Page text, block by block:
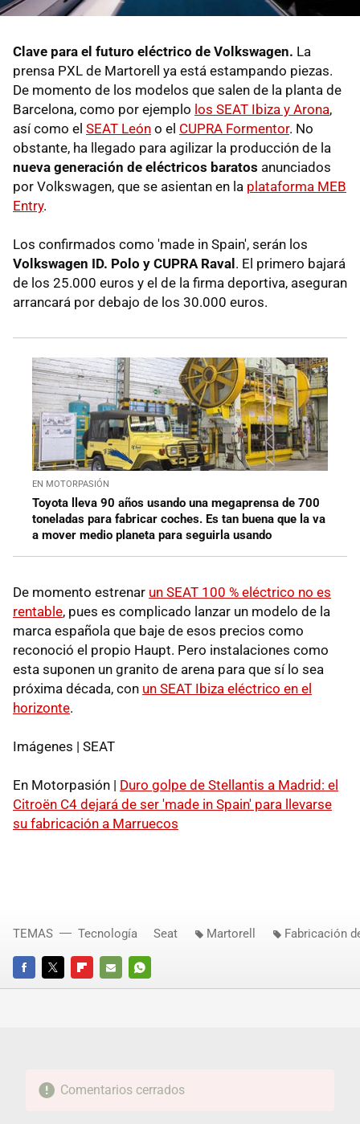
Clave para el futuro eléctrico de Volkswagen. La
prensa PXL de Martorell ya está estampando piezas.
De momento de los modelos que salen de la planta de
Barcelona, como por ejemplo los SEAT Ibiza y Arona,
así como el SEAT León o el CUPRA Formentor. No
obstante, ha llegado para agilizar la producción de la
nueva generación de eléctricos baratos anunciados
por Volkswagen, que se asientan en la plataforma MEB
Entry.
Los confirmados como 'made in Spain', serán los
Volkswagen ID. Polo y CUPRA Raval . El primero bajará
de los 25.000 euros y el de la firma deportiva, aseguran
arrancará por debajo de los 30.000 euros.
EN MOTORPASIÓN
Toyota lleva 90 años usando una megaprensa de 700
toneladas para fabricar coches. Es tan buena que la va
a mover medio planeta para seguirla usando
De momento estrenar un SEAT 100 % eléctrico no es
rentable, pues es complicado lanzar un modelo de la
marca española que baje de esos precios como
reconoció el propio Haupt. Pero instalaciones como
esta suponen un granito de arena para que sí lo sea
próxima década, con un SEAT Ibiza eléctrico en el
horizonte.
Imágenes | SEAT
En Motorpasión | Duro golpe de Stellantis a Madrid: el
Citroën C4 dejará de ser 'made in Spain' para llevarse
su fabricación a Marruecos
FACEBOOKTWITTERFLIPBOARD
E-
WHATSAPP
TEMAS Tecnología Seat Martorell Fabricación
Comentarios cerrados